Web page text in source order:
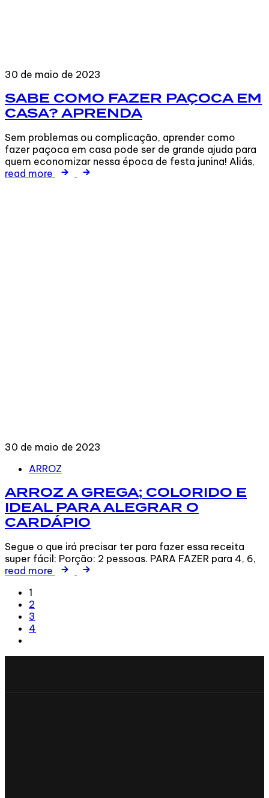
30 de maio de 2023
SABE COMO FAZER PAÇOCA EM
CASA? APRENDA
Sem problemas ou complicação, aprender como
fazer paçoca em casa pode ser de grande ajuda para
quem economizar nessa época de festa junina! Aliás,
read more
30 de maio de 2023
Tags ARROZ
ARROZ A GREGA; COLORIDO E
IDEAL PARA ALEGRAR O
CARDÁPIO
Segue o que irá precisar ter para fazer essa receita
super fácil: Porção: 2 pessoas. PARA FAZER para 4, 6,
read more
1
2
3
4